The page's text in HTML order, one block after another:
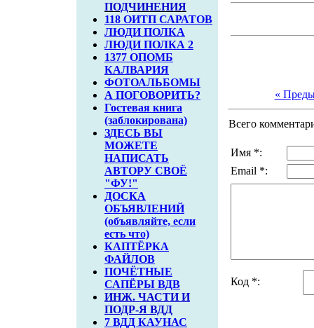
ПОДЧИНЕНИЯ
118 ОИТП САРАТОВ
ЛЮДИ ПОЛКА
ЛЮДИ ПОЛКА 2
1377 ОПОМБ
КАЛВАРИЯ
ФОТОАЛЬБОМЫ
А ПОГОВОРИТЬ?
Гостевая книга
(заблокирована)
ЗДЕСЬ ВЫ
МОЖЕТЕ
НАПИСАТЬ
АВТОРУ СВОЁ
"ФУ!"
ДОСКА
ОБЪЯВЛЕНИЙ
(объявляйте, если
есть что)
КАПТЁРКА
ФАЙЛОВ
ПОЧЁТНЫЕ
САПЁРЫ ВДВ
ИНЖ. ЧАСТИ И
ПОДР-Я ВДД
7 ВДД КАУНАС
«
Всего
Имя *:
Email *:
Код *: